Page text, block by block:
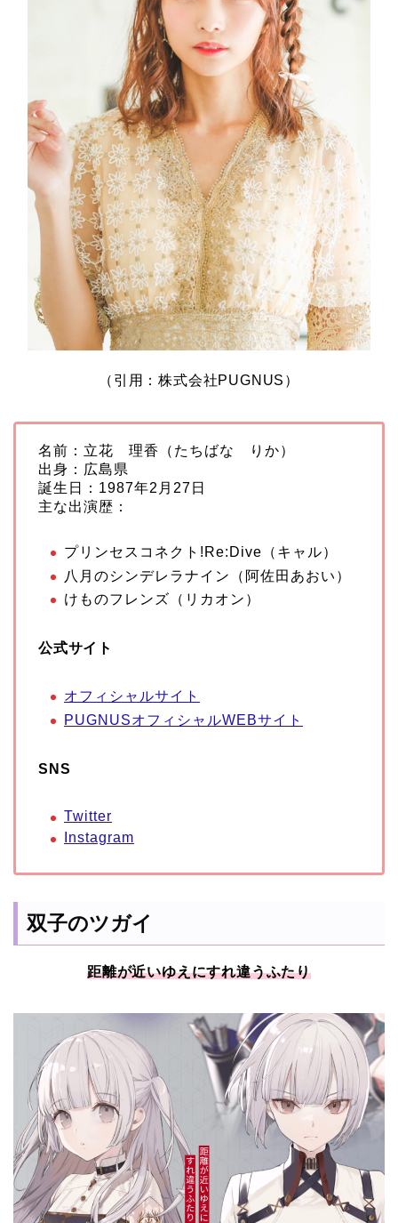
（引用：株式会社PUGNUS）
名前：立花 理香（たちばな りか）
出身：広島県
誕生日：1987年2月27日
主な出演歴：
プリンセスコネクト!Re:Dive（キャル）
八月のシンデレラナイン（阿佐田あおい）
けものフレンズ（リカオン）
公式サイト
オフィシャルサイト
PUGNUSオフィシャルWEBサイト
SNS
Twitter
Instagram
双子のツガイ
距離が近いゆえにすれ違うふたり